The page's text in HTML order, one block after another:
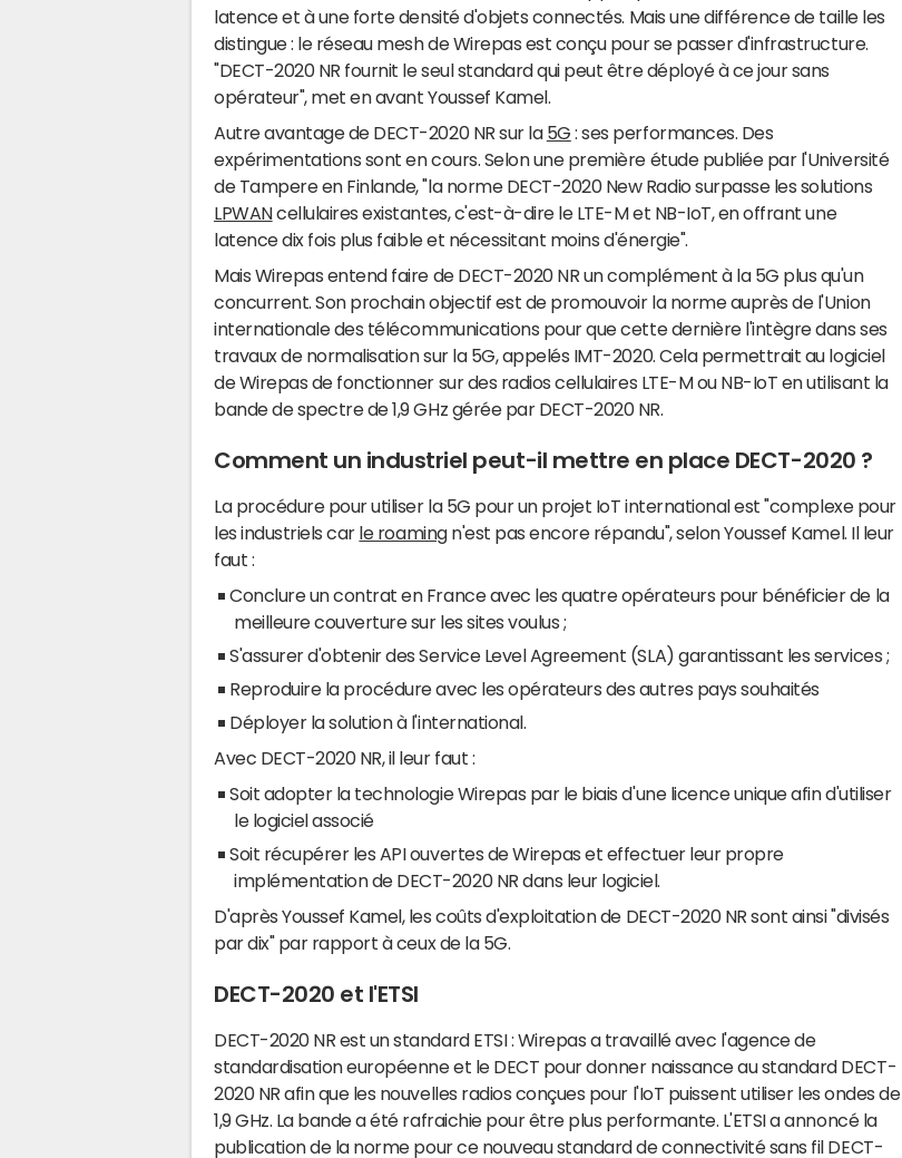
latence et à une forte densité d'objets connectés. Mais une différence de taille les
distingue : le réseau mesh de Wirepas est conçu pour se passer d'infrastructure.
"DECT-2020 NR fournit le seul standard qui peut être déployé à ce jour sans
opérateur", met en avant Youssef Kamel.
Autre avantage de DECT-2020 NR sur la 5G : ses performances. Des
expérimentations sont en cours. Selon une première étude publiée par l'Université
de Tampere en Finlande, "la norme DECT-2020 New Radio surpasse les solutions
LPWANcellulaires existantes, c'est-à-dire le LTE-M et NB-IoT, en offrant une
latence dix fois plus faible et nécessitant moins d'énergie".
Mais Wirepas entend faire de DECT-2020 NR un complément à la 5G plus qu'un
concurrent. Son prochain objectif est de promouvoir la norme auprès de l'Union
internationale des télécommunications pour que cette dernière l'intègre dans ses
travaux de normalisation sur la 5G, appelés IMT-2020. Cela permettrait au logiciel
de Wirepas de fonctionner sur des radios cellulaires LTE-M ou NB-IoT en utilisant la
bande de spectre de 1,9 GHz gérée par DECT-2020 NR.
Comment un industriel peut-il mettre en place DECT-2020 ?
La procédure pour utiliser la 5G pour un projet IoT international est "complexe pour
les industriels car le roamingn'est pas encore répandu", selon Youssef Kamel. Il leur
faut :
Conclure un contrat en France avec les quatre opérateurs pour bénéficier de la
meilleure couverture sur les sites voulus ;
S'assurer d'obtenir des Service Level Agreement (SLA) garantissant les services ;
Reproduire la procédure avec les opérateurs des autres pays souhaités
Déployer la solution à l'international.
Avec DECT-2020 NR, il leur faut :
Soit adopter la technologie Wirepas par le biais d'une licence unique afin d'utiliser
le logiciel associé
Soit récupérer les API ouvertes de Wirepas et effectuer leur propre
implémentation de DECT-2020 NR dans leur logiciel.
D'après Youssef Kamel, les coûts d'exploitation de DECT-2020 NR sont ainsi "divisés
par dix" par rapport à ceux de la 5G.
DECT-2020 et l'ETSI
DECT-2020 NR est un standard ETSI : Wirepas a travaillé avec l'agence de
standardisation européenne et le DECT pour donner naissance au standard DECT-
2020 NR afin que les nouvelles radios conçues pour l'IoT puissent utiliser les ondes de
1,9 GHz. La bande a été rafraichie pour être plus performante. L'ETSI a annoncé la
publication de la norme pour ce nouveau standard de connectivité sans fil DECT-